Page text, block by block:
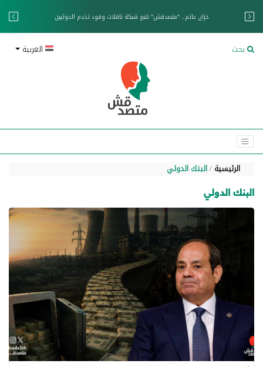
خزان عائم.. "متصدقش" تتبع شبكة ناقلات وقود تخدم الحوثيين
بحث العربية
الرئيسية البنك الدولي
البنك الدولي